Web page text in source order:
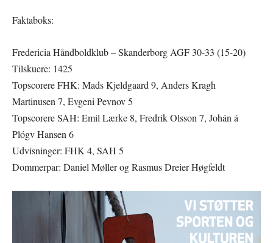
Faktaboks:
Fredericia Håndboldklub – Skanderborg AGF 30-33 (15-20)
Tilskuere: 1425
Topscorere FHK: Mads Kjeldgaard 9, Anders Kragh
Martinusen 7, Evgeni Pevnov 5
Topscorere SAH: Emil Lærke 8, Fredrik Olsson 7, Johán á
Plógv Hansen 6
Udvisninger: FHK 4, SAH 5
Dommerpar: Daniel Møller og Rasmus Dreier Høgfeldt